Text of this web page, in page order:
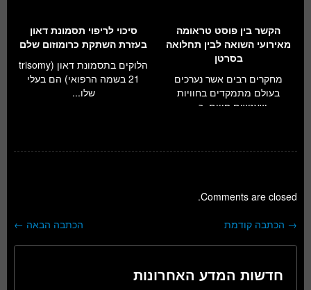
הקשר בין פוסט טראומה
מאירועי השואה לבין תחלואה
בסרטן
מחקרים רבים אשר נערכים
בעולם מתמקדים בחוויות
שאנשים חווים, כ...
סיכוי לריפוי תסמונת דאון
בעזרת השתקת כרומוזום שלם
הלוקים בתסמונת דאון (trisomy
21 בשמה הרפואי) הם בעלי
שלו...
Comments are closed.
ניווט בפוסטים הכתבה הבאה ← → הכתבה קודמת
חדשות המדע האחרונות